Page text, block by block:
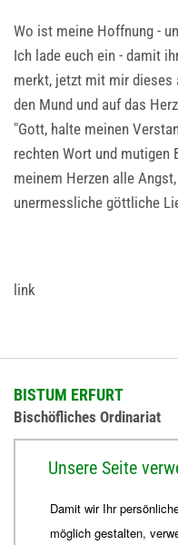
Wo ist meine Hoffnung -
Ich lade euch ein - damit
merkt, jetzt mit mir dieses
den Mund und auf das
"Gott, halte meinen
rechten Wort und mutigen
meinem Herzen alle
unermessliche göttliche
link
BISTUM ERFURT
Bischöfliches Ordinariat
+49 361 6572-444
Unsere Seite
Damit wir Ihr
möglich gestalten,